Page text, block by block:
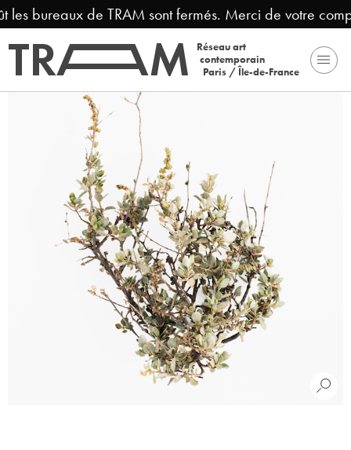
bureaux de TRAM sont fermés. Merci de votre
Réseau art
contemporain
Paris / Île-de-France